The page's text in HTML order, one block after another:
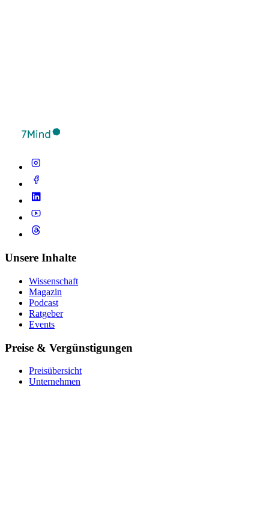
Unsere Inhalte
Wissenschaft
Magazin
Podcast
Ratgeber
Events
Preise & Vergünstigungen
Preisübersicht
Unternehmen